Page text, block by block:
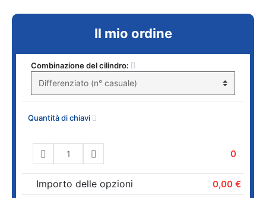
Il mio ordine
Combinazione del cilindro:
Quantità di chiavi
0
Importo delle opzioni 0,00 €